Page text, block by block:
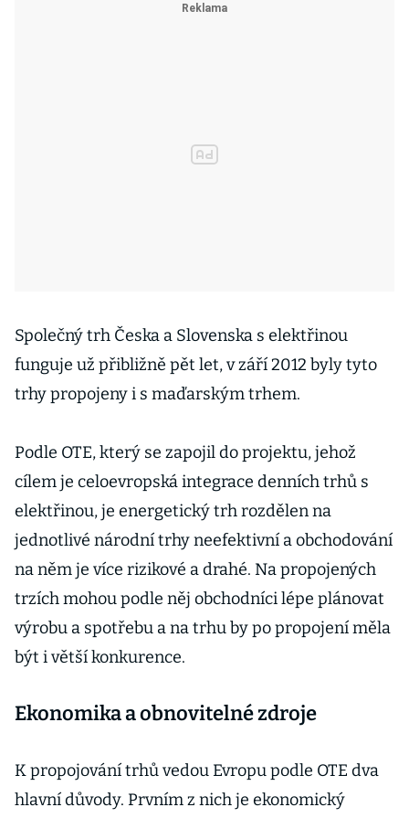
Společný trh Česka a Slovenska s elektřinou
funguje už přibližně pět let, v září 2012 byly tyto
trhy propojeny i s maďarským trhem.
Podle OTE, který se zapojil do projektu, jehož
cílem je celoevropská integrace denních trhů s
elektřinou, je energetický trh rozdělen na
jednotlivé národní trhy neefektivní a obchodování
na něm je více rizikové a drahé. Na propojených
trzích mohou podle něj obchodníci lépe plánovat
výrobu a spotřebu a na trhu by po propojení měla
být i větší konkurence.
Ekonomika a obnovitelné zdroje
K propojování trhů vedou Evropu podle OTE dva
hlavní důvody. Prvním z nich je ekonomický